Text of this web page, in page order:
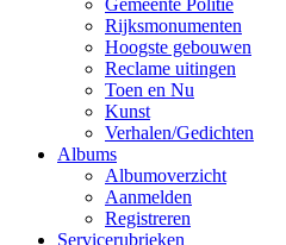
Gemeente Politie
Rijksmonumenten
Hoogste gebouwen
Reclame uitingen
Toen en Nu
Kunst
Verhalen/Gedichten
Albums
Albumoverzicht
Aanmelden
Registreren
Servicerubrieken